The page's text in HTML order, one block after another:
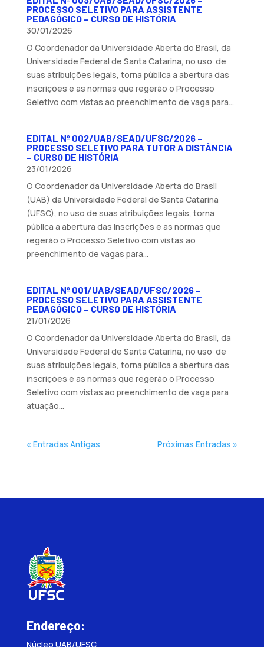
PROCESSO SELETIVO PARA ASSISTENTE
PEDAGÓGICO – CURSO DE HISTÓRIA
30/01/2026
O Coordenador da Universidade Aberta do Brasil, da
Universidade Federal de Santa Catarina, no uso de
suas atribuições legais, torna pública a abertura das
inscrições e as normas que regerão o Processo
Seletivo com vistas ao preenchimento de vaga para...
EDITAL Nº 002/UAB/SEAD/UFSC/2026 –
PROCESSO SELETIVO PARA TUTOR A DISTÂNCIA
– CURSO DE HISTÓRIA
23/01/2026
O Coordenador da Universidade Aberta do Brasil
(UAB) da Universidade Federal de Santa Catarina
(UFSC), no uso de suas atribuições legais, torna
pública a abertura das inscrições e as normas que
regerão o Processo Seletivo com vistas ao
preenchimento de vagas para...
EDITAL Nº 001/UAB/SEAD/UFSC/2026 –
PROCESSO SELETIVO PARA ASSISTENTE
PEDAGÓGICO – CURSO DE HISTÓRIA
21/01/2026
O Coordenador da Universidade Aberta do Brasil, da
Universidade Federal de Santa Catarina, no uso de
suas atribuições legais, torna pública a abertura das
inscrições e as normas que regerão o Processo
Seletivo com vistas ao preenchimento de vaga para
atuação...
« Entradas Antigas Próximas Entradas »
Endereço:
Núcleo UAB/UFSC